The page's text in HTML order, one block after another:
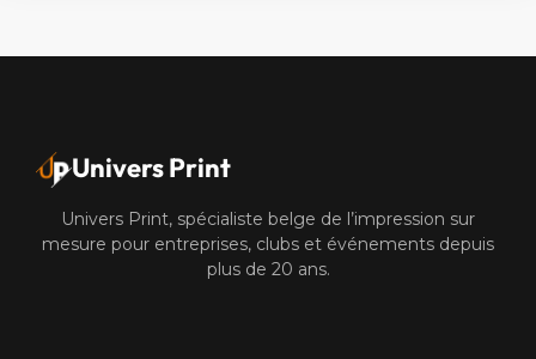
Univers Print
Univers Print, spécialiste belge de l’impression sur
mesure pour entreprises, clubs et événements depuis
plus de 20 ans.